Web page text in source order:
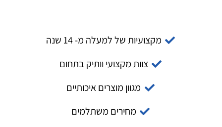
מקצועיות של למעלה מ- 14 שנה
צוות מקצועי וותיק בתחום
מגוון מוצרים איכותיים
מחירים משתלמים